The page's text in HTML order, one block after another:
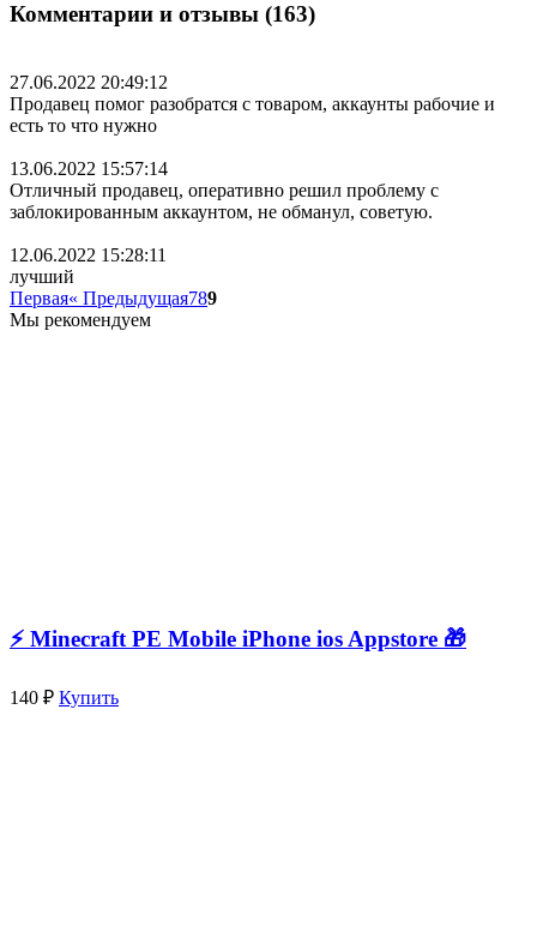
Комментарии и отзывы (163)
27.06.2022 20:49:12
Продавец помог разобратся с товаром, аккаунты рабочие и
есть то что нужно
13.06.2022 15:57:14
Отличный продавец, оперативно решил проблему с
заблокированным аккаунтом, не обманул, советую.
12.06.2022 15:28:11
лучший
Первая« Предыдущая789
Мы рекомендуем
⚡️ Minecraft PE Mobile iPhone ios Appstore 🎁
140 ₽ Купить